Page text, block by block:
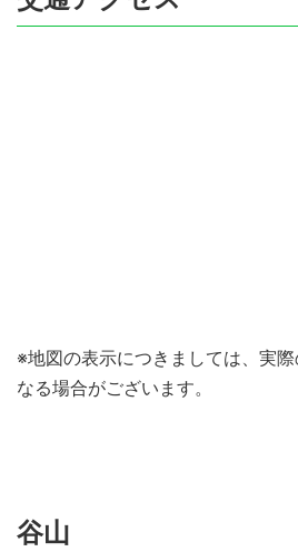
※地図の表示につきましては、実
なる場合がございます。
谷山